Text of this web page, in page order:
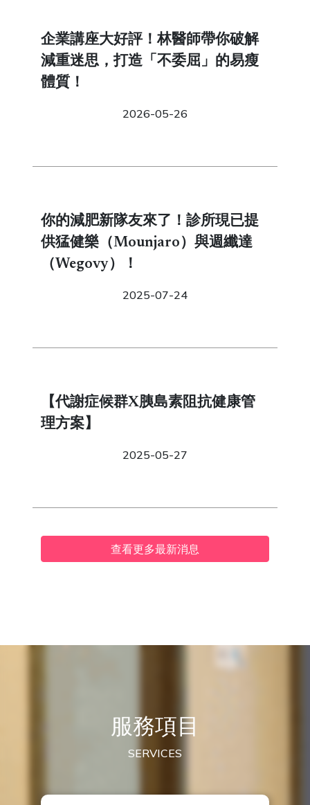
企業講座大好評！林醫師帶你破解
減重迷思，打造「不委屈」的易瘦
體質！
2026-05-26
你的減肥新隊友來了！診所現已提
供猛健樂（Mounjaro）與週纖達
（Wegovy）！
2025-07-24
【代謝症候群X胰島素阻抗健康管
理方案】
2025-05-27
查看更多最新消息
服務項目
SERVICES